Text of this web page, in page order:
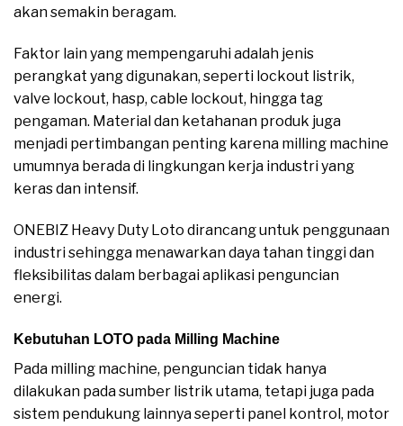
akan semakin beragam.
Faktor lain yang mempengaruhi adalah jenis
perangkat yang digunakan, seperti lockout listrik,
valve lockout, hasp, cable lockout, hingga tag
pengaman. Material dan ketahanan produk juga
menjadi pertimbangan penting karena milling machine
umumnya berada di lingkungan kerja industri yang
keras dan intensif.
ONEBIZ Heavy Duty Loto dirancang untuk penggunaan
industri sehingga menawarkan daya tahan tinggi dan
fleksibilitas dalam berbagai aplikasi penguncian
energi.
Kebutuhan LOTO pada Milling Machine
Pada milling machine, penguncian tidak hanya
dilakukan pada sumber listrik utama, tetapi juga pada
sistem pendukung lainnya seperti panel kontrol, motor